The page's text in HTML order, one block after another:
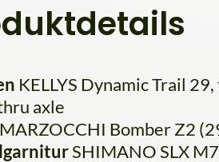
KELLYS Dynamic Trail
axle
MARZOCCHI Bomber Z2
SHIMANO SLX